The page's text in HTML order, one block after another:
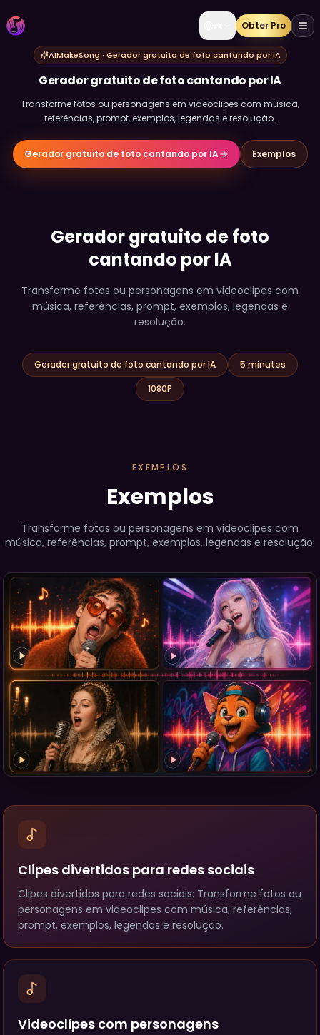
Obter Pro
AIMakeSong · Gerador gratuito de foto cantando por IA
Gerador gratuito de foto cantando por IA
Transforme fotos ou personagens em videoclipes com música,
referências, prompt, exemplos, legendas e resolução.
Gerador gratuito de foto cantando por IA Exemplos
Gerador gratuito de foto
cantando por IA
Transforme fotos ou personagens em videoclipes com
música, referências, prompt, exemplos, legendas e
resolução.
Gerador gratuito de foto cantando por IA
5 minutes
1080P
EXEMPLOS
Exemplos
Transforme fotos ou personagens em videoclipes com
música, referências, prompt, exemplos, legendas e resolução.
Clipes divertidos para redes sociais
Clipes divertidos para redes sociais: Transforme fotos ou
personagens em videoclipes com música, referências,
prompt, exemplos, legendas e resolução.
Videoclipes com personagens